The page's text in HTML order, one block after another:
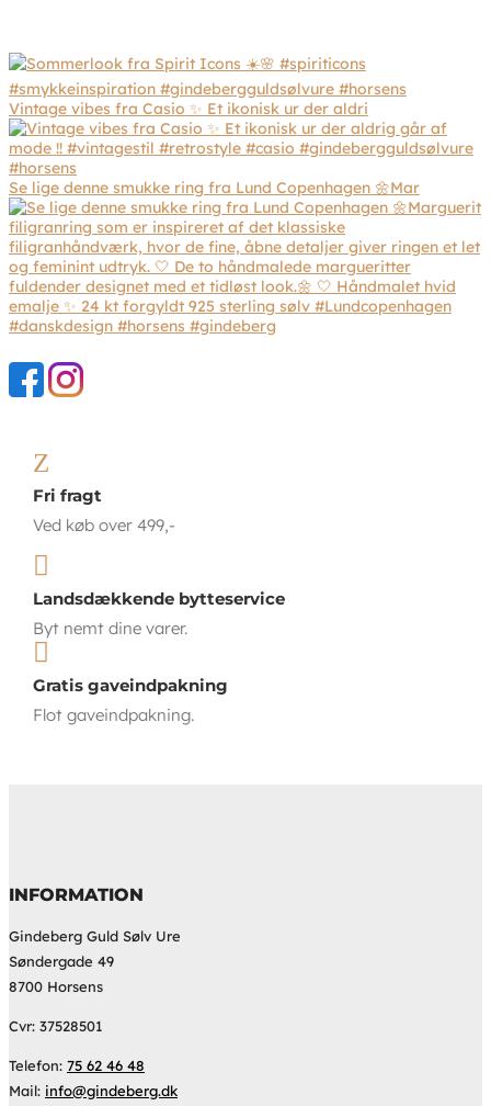
Vintage vibes fra Casio ✨ Et ikonisk ur der aldri
Se lige denne smukke ring fra Lund Copenhagen 🌼Mar
Z
Fri fragt
Ved køb over 499,-

Landsdækkende bytteservice
Byt nemt dine varer.

Gratis gaveindpakning
Flot gaveindpakning.
INFORMATION
Gindeberg Guld Sølv Ure
Søndergade 49
8700 Horsens
Cvr: 37528501
Telefon: 75 62 46 48
Mail: info@gindeberg.dk